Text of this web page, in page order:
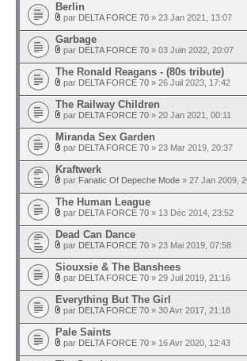
Berlin
par DELTA FORCE 70 » 23 Jan 2021, 13:07
Garbage
par DELTA FORCE 70 » 03 Juin 2022, 20:07
The Ronald Reagans - (80s tribute)
par DELTA FORCE 70 » 26 Juil 2023, 17:42
The Railway Children
par DELTA FORCE 70 » 20 Jan 2021, 00:11
Miranda Sex Garden
par DELTA FORCE 70 » 23 Mar 2019, 20:37
Kraftwerk
par Fanatic Of Depeche Mode » 27 Jan 2009,
The Human League
par DELTA FORCE 70 » 13 Déc 2014, 23:52
Dead Can Dance
par DELTA FORCE 70 » 23 Mai 2019, 07:58
Siouxsie & The Banshees
par DELTA FORCE 70 » 29 Juil 2019, 21:16
Everything But The Girl
par DELTA FORCE 70 » 30 Avr 2017, 21:18
Pale Saints
par DELTA FORCE 70 » 16 Avr 2020, 12:43